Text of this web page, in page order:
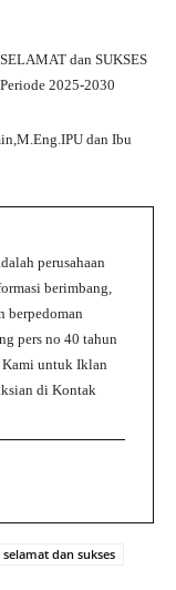
dan SUKSES
2025-2030
dan Ibu
perusahaan
berimbang,
berpedoman
pers no 40 tahun
untuk Iklan
di Kontak
selamat dan sukses